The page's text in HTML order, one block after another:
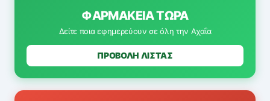
ΦΑΡΜΑΚΕΊΑ ΤΏΡΑ
Δείτε ποια εφημερεύουν σε όλη την Αχαΐα
ΠΡΟΒΟΛΗ ΛΙΣΤΑΣ